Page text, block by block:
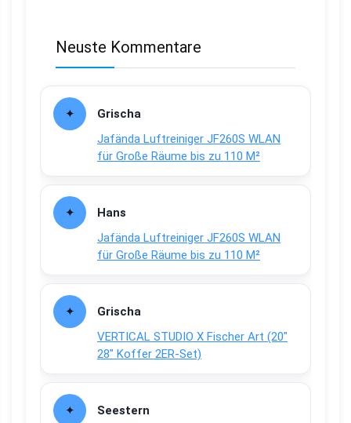
Neuste Kommentare
Grischa
Jafända Luftreiniger JF260S WLAN
für Große Räume bis zu 110 M²
Hans
Jafända Luftreiniger JF260S WLAN
für Große Räume bis zu 110 M²
Grischa
VERTICAL STUDIO X Fischer Art (20″
28″ Koffer 2ER-Set)
Seestern